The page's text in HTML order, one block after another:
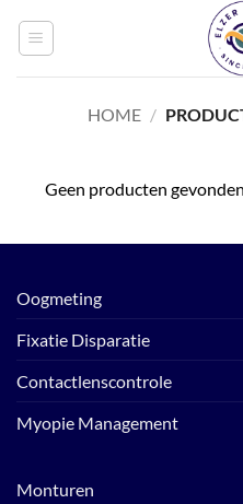
naar
HOME /
Geen producten
Oogmeting
Fixatie Disparatie
Contactlenscontrole
Myopie Management
Monturen